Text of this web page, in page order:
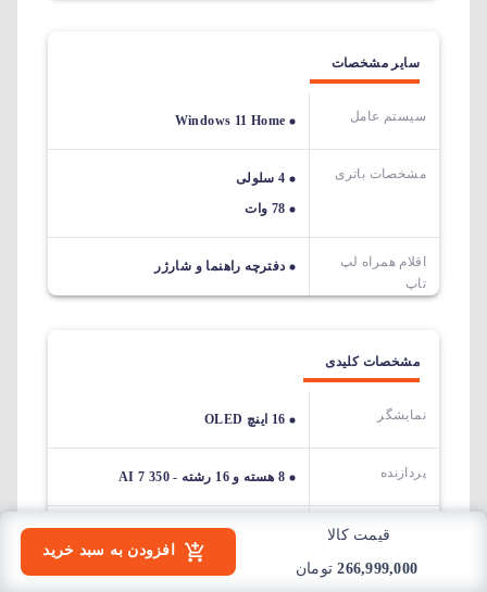
سایر مشخصات
سیستم عامل Windows 11 Home
مشخصات باتری
4 سلولی
78 وات
اقلام همراه لپ
تاپ
دفترچه راهنما و شارژر
مشخصات کلیدی
نمایشگر 16 اینچ OLED
پردازنده 8 هسته و 16 رشته - AI 7 350
حافظه RAMقیمت کالا
تومان
افزودن به سبد خرید